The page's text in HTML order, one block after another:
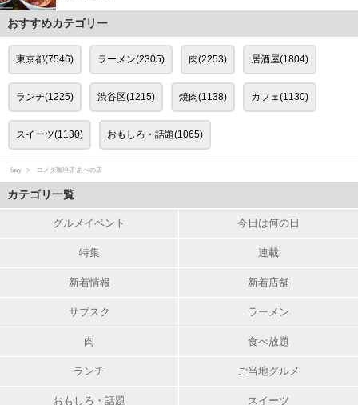
おすすめカテゴリー
東京都(7546) ラーメン(2305) 肉(2253) 居酒屋(1804)
ランチ(1225) 渋谷区(1215) 焼肉(1138) カフェ(1130)
スイーツ(1130) おもしろ・話題(1065)
favy コメダ珈琲店 あべの店
カテゴリ一覧
グルメイベント 今日は何の日
特集 連載
新着情報 新着店舗
サブスク ラーメン
肉 食べ放題
ランチ ご当地グルメ
おもしろ・話題 スイーツ